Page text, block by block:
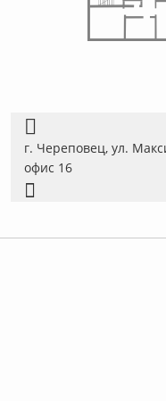
г. Череповец, ул.
офис 16